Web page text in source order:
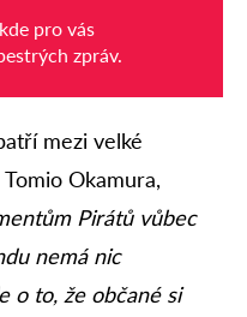
pro vás
zpráv.
mezi velké
Okamura,
Pirátů vůbec
nemá nic
o to, že občané si